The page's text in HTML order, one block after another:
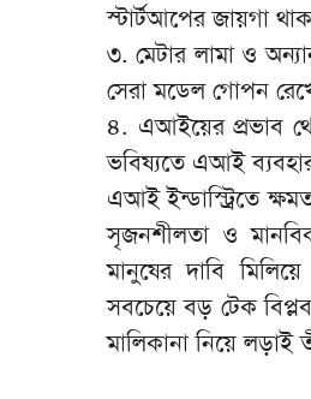
স্টার্টআপের জায়গা
৩. মেটার লামা ও
সেরা মডেল গোপন
৪. এআইয়ের প্রভাব
ভবিষ্যতে এআই
এআই ইন্ডাস্ট্রিতে
সৃজনশীলতা ও
মানুষের দাবি
সবচেয়ে বড় টেক
মালিকানা নিয়ে লড়াই